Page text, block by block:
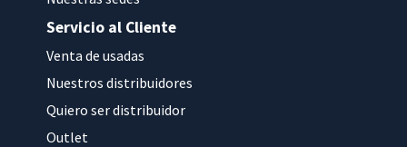
Servicio al Cliente
Venta de usadas
Nuestros distribuidores
Quiero ser distribuidor
Outlet